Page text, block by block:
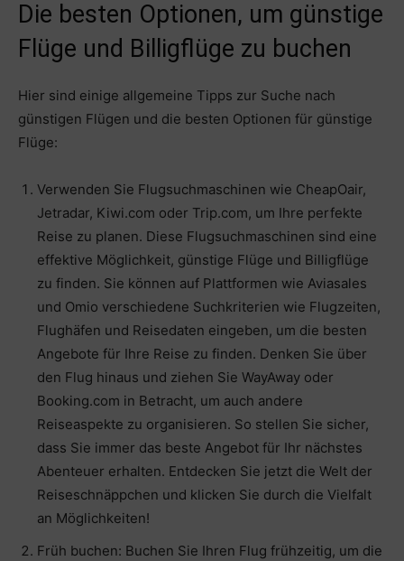
Die besten Optionen, um günstige
Flüge und Billigflüge zu buchen
Hier sind einige allgemeine Tipps zur Suche nach
günstigen Flügen und die besten Optionen für günstige
Flüge:
Verwenden Sie Flugsuchmaschinen wie CheapOair,
Jetradar, Kiwi.com oder Trip.com, um Ihre perfekte
Reise zu planen. Diese Flugsuchmaschinen sind eine
effektive Möglichkeit, günstige Flüge und Billigflüge
zu finden. Sie können auf Plattformen wie Aviasales
und Omio verschiedene Suchkriterien wie Flugzeiten,
Flughäfen und Reisedaten eingeben, um die besten
Angebote für Ihre Reise zu finden. Denken Sie über
den Flug hinaus und ziehen Sie WayAway oder
Booking.com in Betracht, um auch andere
Reiseaspekte zu organisieren. So stellen Sie sicher,
dass Sie immer das beste Angebot für Ihr nächstes
Abenteuer erhalten. Entdecken Sie jetzt die Welt der
Reiseschnäppchen und klicken Sie durch die Vielfalt
an Möglichkeiten!
Früh buchen: Buchen Sie Ihren Flug frühzeitig, um die